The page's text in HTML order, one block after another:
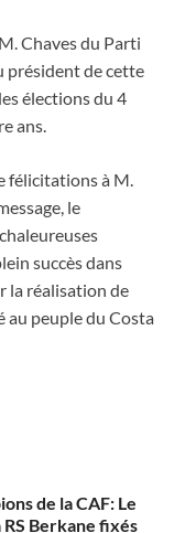
Chaves du Parti
président de cette
élections du 4
ans.
félicitations à M.
le
succès dans
la réalisation de
au peuple du Costa
de la CAF: Le
RS Berkane fixés